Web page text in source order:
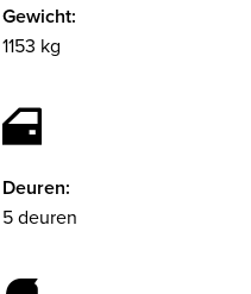
Gewicht:
1153 kg
Deuren:
5 deuren